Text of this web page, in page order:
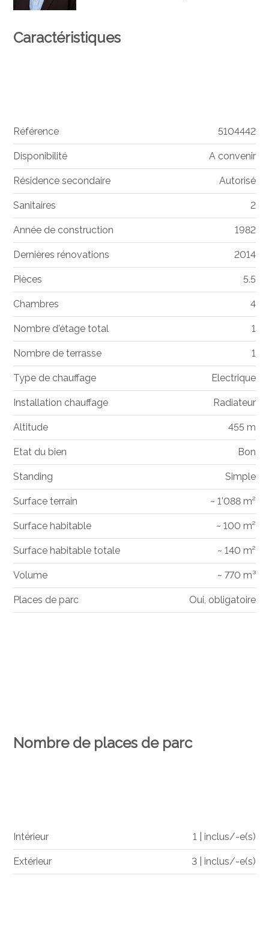
Caractéristiques
Référence 5104442
Disponibilité A convenir
Résidence secondaire Autorisé
Sanitaires 2
Année de construction 1982
Dernières rénovations 2014
Pièces 5.5
Chambres 4
Nombre d'étage total 1
Nombre de terrasse 1
Type de chauffage Electrique
Installation chauffage Radiateur
Altitude 455 m
Etat du bien Bon
Standing Simple
Surface terrain ~ 1'088 m²
Surface habitable ~ 100 m²
Surface habitable totale ~ 140 m²
Volume ~ 770 m³
Places de parc Oui, obligatoire
Nombre de places de parc
Intérieur 1 | inclus/-e(s)
Extérieur 3 | inclus/-e(s)